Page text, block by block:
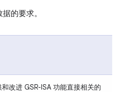
的要求。
改进 GSR-ISA 功能直接相关的